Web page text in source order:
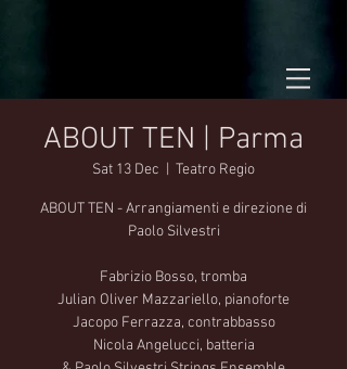
ABOUT TEN | Parma
Sat 13 Dec Teatro Regio
ABOUT TEN - Arrangiamenti e direzione di
Paolo Silvestri
Fabrizio Bosso, tromba
Julian Oliver Mazzariello, pianoforte
Jacopo Ferrazza, contrabbasso
Nicola Angelucci, batteria